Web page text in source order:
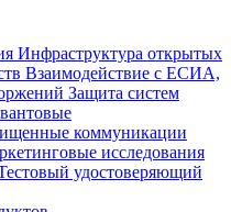
Инфраструктура открытых
Взаимодействие с ЕСИА,
Защита систем
коммуникации
исследования
удостоверяющий